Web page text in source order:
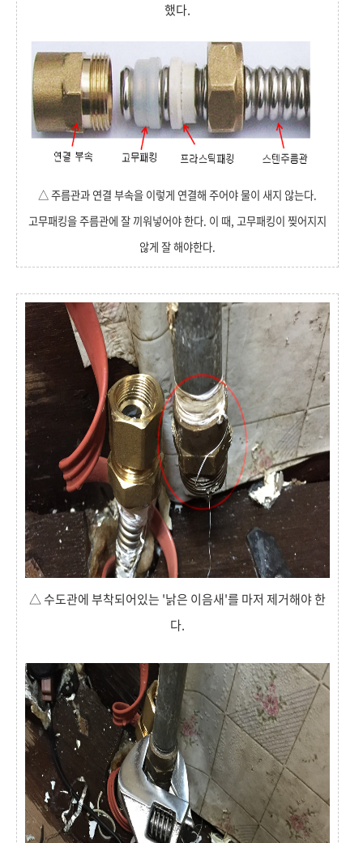
했다.
△ 주름관과 연결 부속을 이렇게 연결해 주어야 물이 새지 않는다.
고무패킹을 주름관에 잘 끼워넣어야 한다. 이 때, 고무패킹이 찢어지지
않게 잘 해야한다.
△ 수도관에 부착되어있는 '낡은 이음새'를 마저 제거해야 한
다.